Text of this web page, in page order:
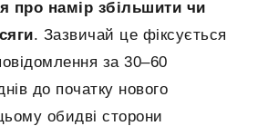
про намір збільшити чи
. Зазвичай це фіксується
за 30–60
до початку нового
обидві сторони